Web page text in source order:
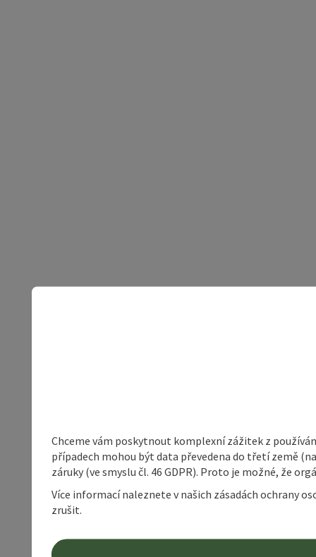
Chceme vám poskytnout komplexní zážitek z
případech mohou být data převedena do třetí země
záruky (ve smyslu čl. 46 GDPR). Proto je možné, že
Více informací naleznete v našich zásadách ochrany
zrušit.